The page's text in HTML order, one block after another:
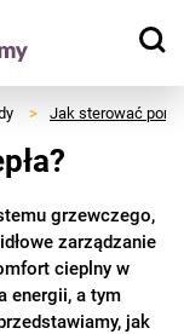
> Jak sterować
grzewczego,
zarządzanie
cieplny w
energii, a tym
jak